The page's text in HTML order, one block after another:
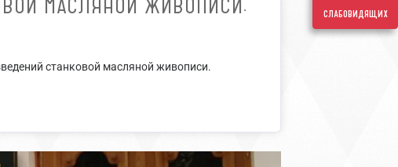
слабовидящих
МАСЛЯНОЙ ЖИВОПИСИ.
станковой масляной живописи.